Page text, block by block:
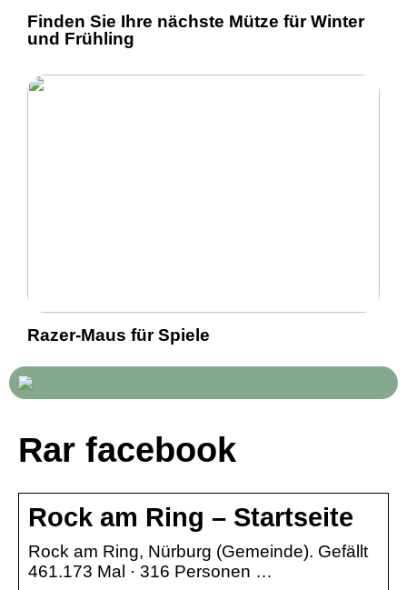
Finden Sie Ihre nächste Mütze für Winter
und Frühling
Razer-Maus für Spiele
Rar facebook
Rock am Ring – Startseite
Rock am Ring, Nürburg (Gemeinde). Gefällt
461.173 Mal · 316 Personen …